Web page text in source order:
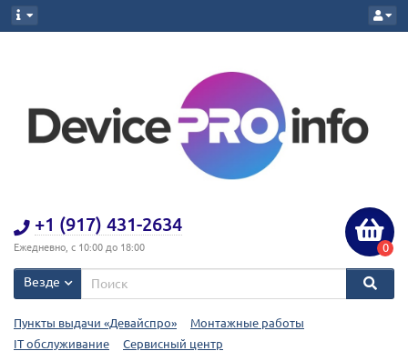
+1 (917) 431-2634
Ежедневно, с 10:00 до 18:00 0
Везде
Пункты выдачи «Девайспро»
Монтажные работы
IT обслуживание
Сервисный центр